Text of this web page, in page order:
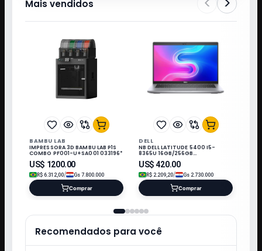
Mais vendidos
BAMBU LAB
IMPRESSORA 3D BAMBU LAB P1S
COMBO PF001-U+SA001 033196*
US$ 1200.00
R$ 6.312,00/ Gs 7.800.000
Comprar
DELL
NB DELL LATITUDE 5400 I5-
8365U 16GB/256GB
M.2/14"/W11/REFURB
US$ 420.00
R$ 2.209,20/ Gs 2.730.000
Comprar
Recomendados para você